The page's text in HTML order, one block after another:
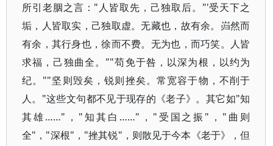
所引老胭之言："人皆取先，己独取后。"'受天下之
垢，人皆取实，己独取虚。无藏也，故有余。岿然而
有余，其行身也，徐而不费。无为也，而巧笑。人皆
求福，己独曲全。""苟免于咎，以深为根，以约为
纪。""坚则毁矣，锐则挫矣。常宽容于物，不削于
人。"这些文句都不见于现存的《老子》。其它如"知
其雄……"，"知其白……"，"受国之振"，"曲则
全"，"深根"，"挫其锐"，则散见于今本《老于》，但